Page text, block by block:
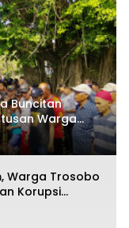
Buncitan
Warga
Warga Trosobo
Korupsi